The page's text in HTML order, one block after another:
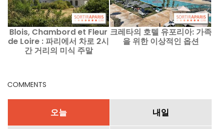
Blois, Chambord et Fleur
de Loire : 파리에서 차로 2시
간 거리의 미식 주말
크레타의 호텔 유포리아: 가족
을 위한 이상적인 옵션
COMMENTS
오늘 내일